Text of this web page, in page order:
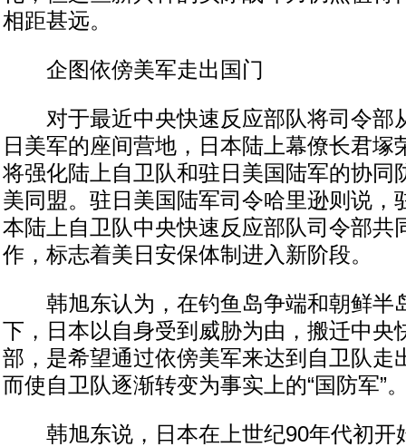
相距甚远。
企图依傍美军走出国门
对于最近中央快速反应部队将司令部
日美军的座间营地，日本陆上幕僚长君塚
将强化陆上自卫队和驻日美国陆军的协同
美同盟。驻日美国陆军司令哈里逊则说，
本陆上自卫队中央快速反应部队司令部共
作，标志着美日安保体制进入新阶段。
韩旭东认为，在钓鱼岛争端和朝鲜半
下，日本以自身受到威胁为由，搬迁中央
部，是希望通过依傍美军来达到自卫队走
而使自卫队逐渐转变为事实上的“国防军”
韩旭东说，日本在上世纪90年代初开